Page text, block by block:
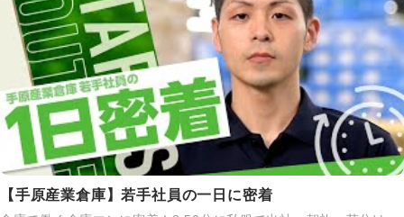
【手原産業倉庫】若手社員の一日に密着